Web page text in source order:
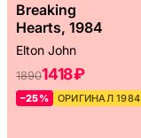
Breaking
Hearts, 1984
Elton John
18901418 ₽
–25% ОРИГИНАЛ 1984